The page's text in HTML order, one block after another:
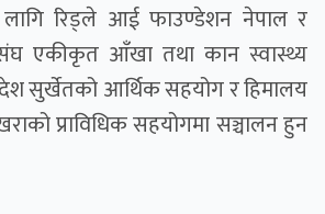
रिड्ले आई फाउण्डेशन नेपाल र
संघ एकीकृत आँखा तथा कान स्वास्थ्य
सुर्खेतको आर्थिक सहयोग र हिमालय
प्राविधिक सहयोगमा सञ्चालन हुन